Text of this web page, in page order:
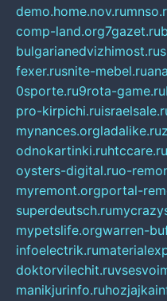
demo.home.nov.ru
comp-land.org7gazet.ru
bulgarianedvizhimost.ru
fexer.rusnite-mebel.ru
0sporte.ru9rota-game.ru
pro-kirpichi.ru
mynances.orgladalike.ru
odnokartinki.ruhtccare.ru
oysters-digital.ruo-
myremont.orgportal-
superdeutsch.ru
mypetslife.orgwarren-
infoelectrik.ru
doktorvilechit.ru
manikjurinfo.ru